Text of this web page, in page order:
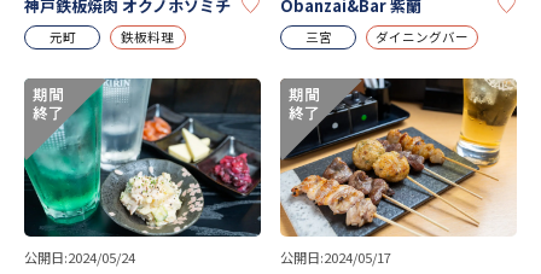
神戸鉄板焼肉 オクノホソミチ
元町 鉄板料理
Obanzai&Bar 紫蘭
三宮 ダイニングバー
公開日:2024/05/24 公開日:2024/05/17